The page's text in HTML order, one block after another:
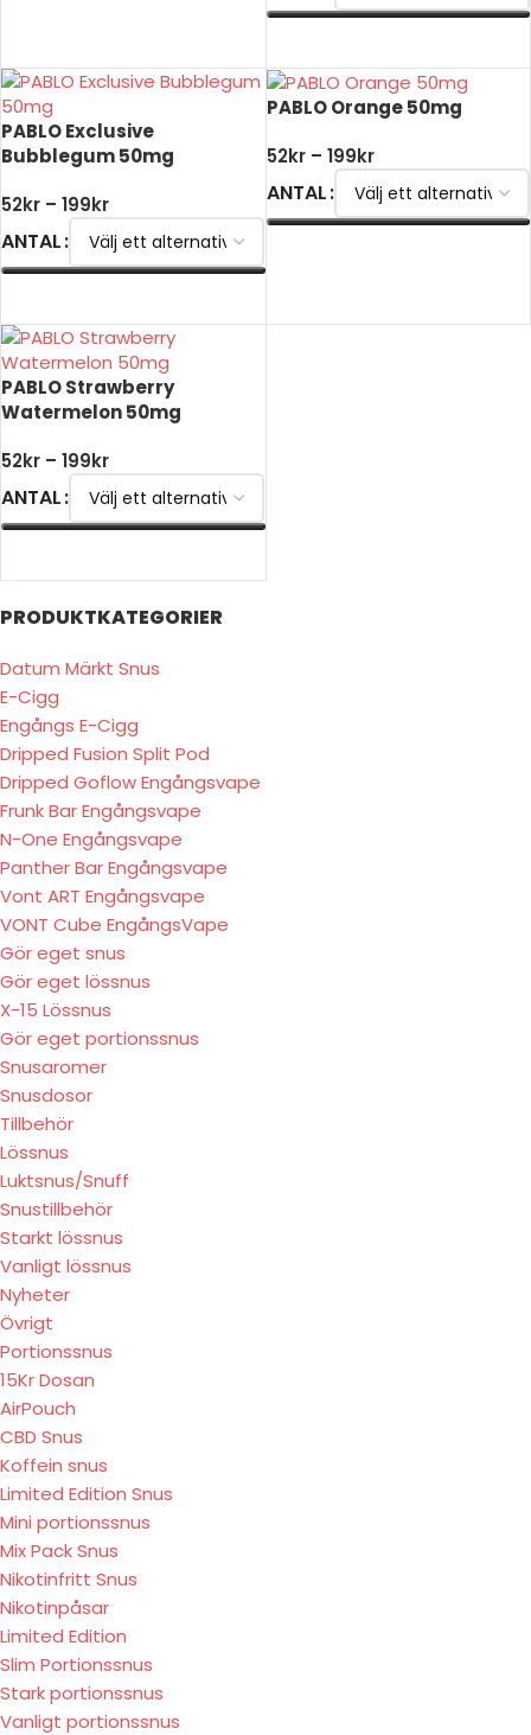
PRODUKTKATEGORIER
Datum Märkt Snus
E-Cigg
Engångs E-Cigg
Dripped Fusion Split Pod
Dripped Goflow Engångsvape
Frunk Bar Engångsvape
N-One Engångsvape
Panther Bar Engångsvape
Vont ART Engångsvape
VONT Cube EngångsVape
Gör eget snus
Gör eget lössnus
X-15 Lössnus
Gör eget portionssnus
Snusaromer
Snusdosor
Tillbehör
Lössnus
Luktsnus/Snuff
Snustillbehör
Starkt lössnus
Vanligt lössnus
Nyheter
Övrigt
Portionssnus
15Kr Dosan
AirPouch
CBD Snus
Koffein snus
Limited Edition Snus
Mini portionssnus
Mix Pack Snus
Nikotinfritt Snus
Nikotinpåsar
Limited Edition
Slim Portionssnus
Stark portionssnus
Vanligt portionssnus
PABLO Exclusive
Bubblegum 50mg
52kr – 199kr
ANTAL
PABLO Orange 50mg
52kr – 199kr
ANTAL
PABLO Strawberry
Watermelon 50mg
52kr – 199kr
ANTAL